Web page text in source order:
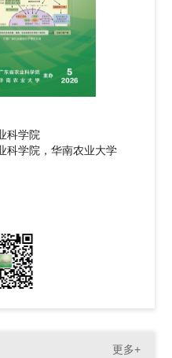
科学院
科学院，华南农业大学
更多+